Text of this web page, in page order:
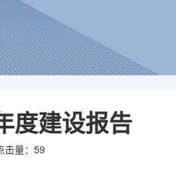
度建设报告
量： 59